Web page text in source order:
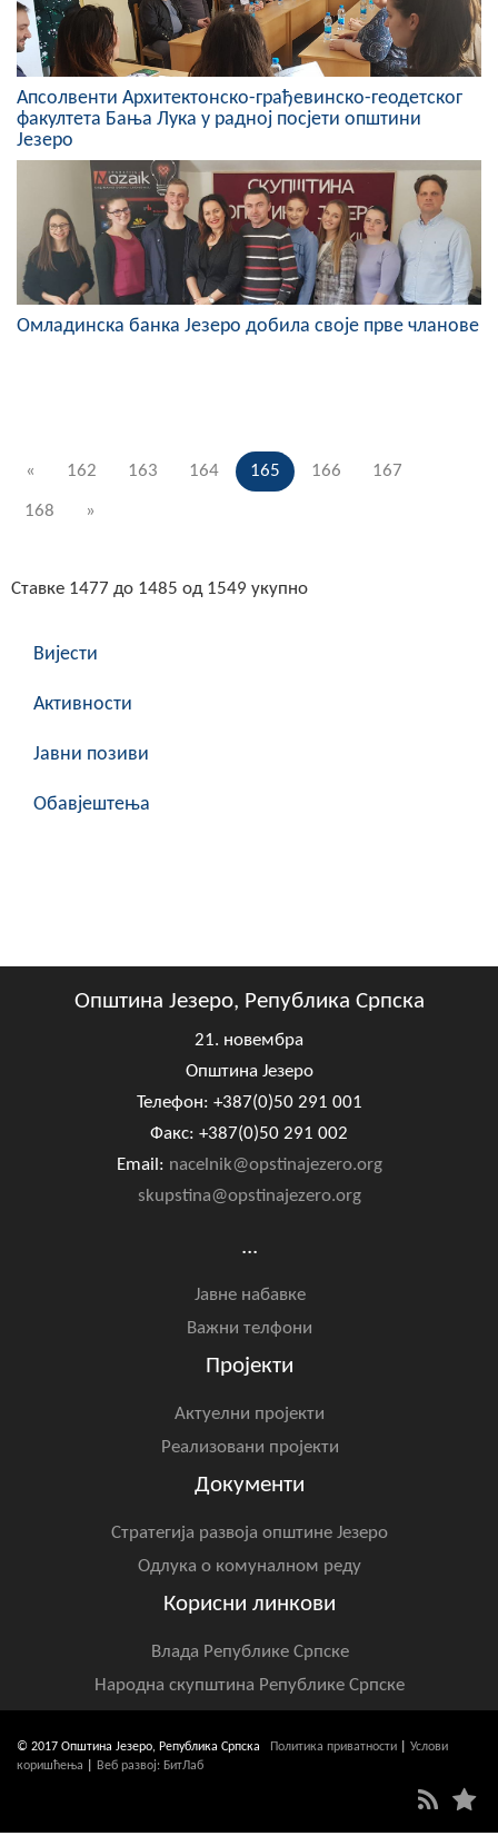
Апсолвенти Архитектонско-грађевинско-геодетског
факултета Бања Лука у радној посјети општини
Језеро
Омладинска банка Језеро добила своје прве чланове
« 162 163 164 165 166 167
168 »
Ставке 1477 до 1485 од 1549 укупно
Вијести
Активности
Јавни позиви
Обавјештења
Општина Језеро, Република Српска
21. новембра
Општина Језеро
Телефон: +387(0)50 291 001
Факс: +387(0)50 291 002
Email: nacelnik@opstinajezero.org
skupstina@opstinajezero.org
...
Јавне набавке
Важни телфони
Пројекти
Актуелни пројекти
Реализовани пројекти
Документи
Стратегија развоја општине Језеро
Одлука о комуналном реду
Корисни линкови
Влада Републике Српске
Народна скупштина Републике Српске
© 2017 Општина Језеро, Република Српска Политика приватности
Услови
коришћења
Веб развој: БитЛаб